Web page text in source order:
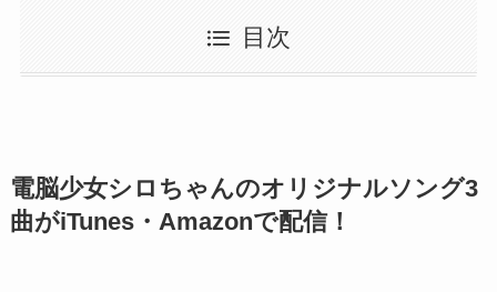
目次
電脳少女シロちゃんのオリジナルソング3
曲がiTunes・Amazonで配信！